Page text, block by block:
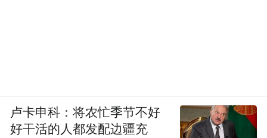
卢卡申科：将农忙季节不好
好干活的人都发配边疆充